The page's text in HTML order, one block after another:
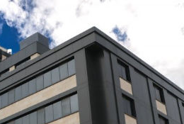
عربي
Türkçe
English
Deutsch